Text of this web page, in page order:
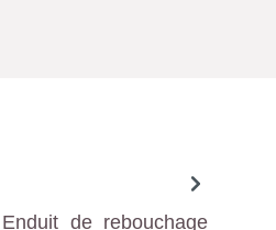
de rebouchage